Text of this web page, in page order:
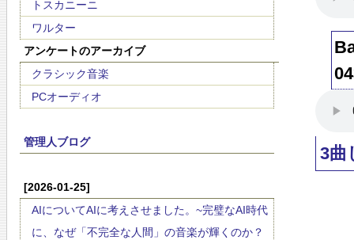
トスカニーニ
ワルター
アンケートのアーカイブ
クラシック音楽
PCオーディオ
管理人ブログ
[2026-01-25]
AIについてAIに考えさせました。~完璧なAI時代
に、なぜ「不完全な人間」の音楽が輝くのか？
3曲